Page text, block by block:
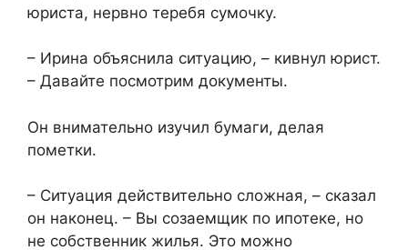
юриста, нервно теребя сумочку.
– Ирина объяснила ситуацию, – кивнул юрист.
– Давайте посмотрим документы.
Он внимательно изучил бумаги, делая
пометки.
– Ситуация действительно сложная, – сказал
он наконец. – Вы созаемщик по ипотеке, но
не собственник жилья. Это можно